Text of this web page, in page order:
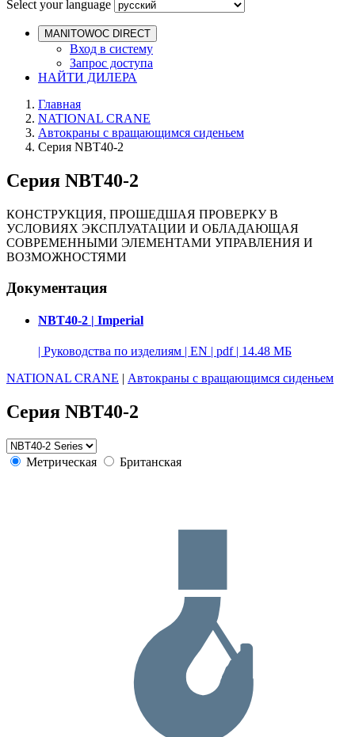
Select your language
MANITOWOC DIRECT
Вход в систему
Запрос доступа
НАЙТИ ДИЛЕРА
Главная
NATIONAL CRANE
Автокраны с вращающимся сиденьем
Серия NBT40-2
Серия NBT40-2
КОНСТРУКЦИЯ, ПРОШЕДШАЯ ПРОВЕРКУ В
УСЛОВИЯХ ЭКСПЛУАТАЦИИ И ОБЛАДАЮЩАЯ
СОВРЕМЕННЫМИ ЭЛЕМЕНТАМИ УПРАВЛЕНИЯ И
ВОЗМОЖНОСТЯМИ
Документация
NBT40-2 | Imperial
| Руководства по изделиям | EN | pdf | 14.48 МБ
NATIONAL CRANE | Автокраны с вращающимся сиденьем
Серия NBT40-2
Метрическая Британская